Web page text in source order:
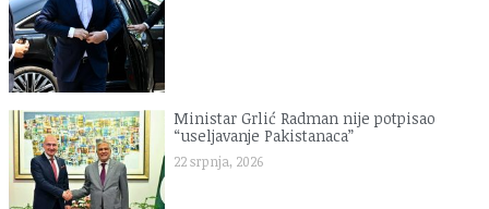
Ministar Grlić Radman nije potpisao
“useljavanje Pakistanaca”
22 srpnja, 2026